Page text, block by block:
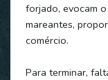
forjado, evocam
mareantes,
comércio.
Para terminar,